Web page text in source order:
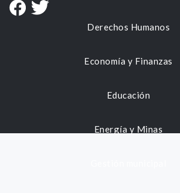
Derechos Humanos
Economía y Finanzas
Educación
Energía y Minas